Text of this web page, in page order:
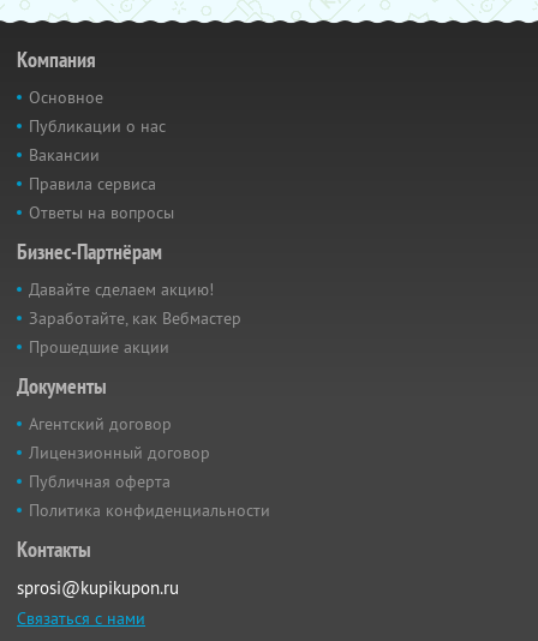
Компания
Основное
Публикации о нас
Вакансии
Правила сервиса
Ответы на вопросы
Бизнес-Партнёрам
Давайте сделаем акцию!
Заработайте, как Вебмастер
Прошедшие акции
Документы
Агентский договор
Лицензионный договор
Публичная оферта
Политика конфиденциальности
Контакты
sprosi@kupikupon.ru
Связаться с нами